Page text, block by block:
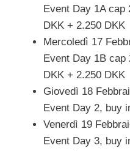
Event Day 1A
DKK + 2.250 DKK
Mercoledì 17
Event Day 1B
DKK + 2.250 DKK
Giovedì 18
Event Day 2, buy
Venerdì 19
Event Day 3, buy